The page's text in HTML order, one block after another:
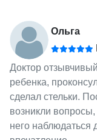
Ольга
Доктор
ребенка,
сделал стельки.
возникли
него наблюдаться